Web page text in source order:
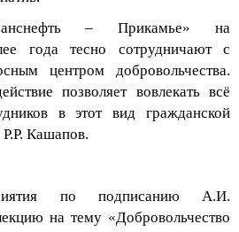
–Прикамье
» на
года тесно сотрудничаютс
центр ом добровольчества
позволяет вовлекать всё
вэтотвид гражданской
Р.Р. Кашапов
по подписанию
А.И.
на тему «Добровольчество